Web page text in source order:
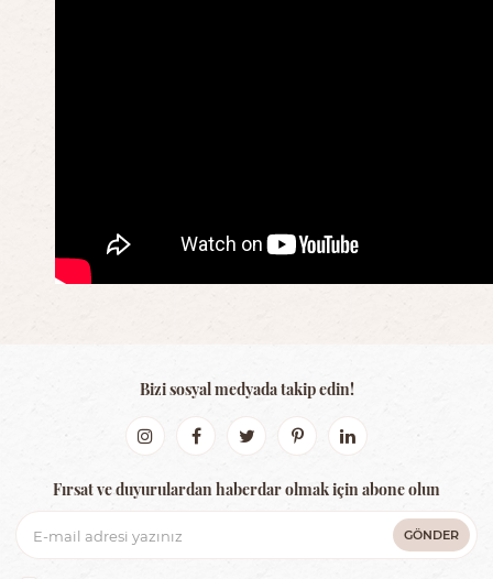
Bizi sosyal medyada takip edin!
Fırsat ve duyurulardan haberdar olmak için abone olun
GÖNDER